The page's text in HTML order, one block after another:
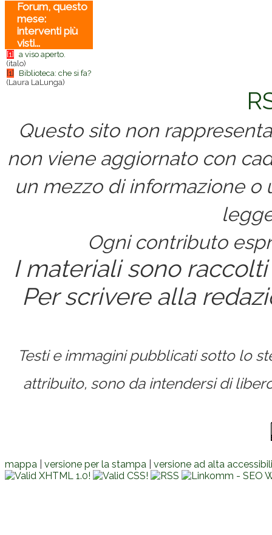
Forum, questo
mese:
interventi più
visti...
[1]
a viso aperto.
(italo)
[1]
Biblioteca: che si fa?
(Laura LaLunga)
Questo sito non
non viene aggiornato con
un mezzo di informazione
Ogni contributo
I materiali sono
Per scrivere alla
Testi e immagini pubblicati sotto lo
attribuito, sono da intendersi di
mappa versione per la stampa versione ad alta